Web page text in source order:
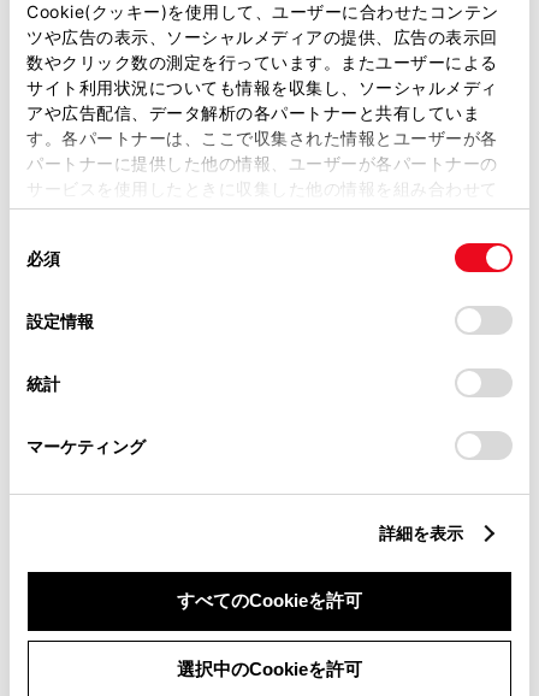
Cookie(クッキー)を使用して、ユーザーに合わせたコンテン
ツや広告の表示、ソーシャルメディアの提供、広告の表示回
数やクリック数の測定を行っています。またユーザーによる
サイト利用状況についても情報を収集し、ソーシャルメディ
アや広告配信、データ解析の各パートナーと共有していま
す。各パートナーは、ここで収集された情報とユーザーが各
パートナーに提供した他の情報、ユーザーが各パートナーの
サービスを使用したときに収集した他の情報を組み合わせて
使用することがあります。当ウェブサイトの使用を続行する
デバイスにすべてのCookie(クッキー)が保存されることに同
意したことになります。Cookie(クッキー)のオプトアウト、
設定の変更、同意を撤回したりするにあたっては、当社の
「Cookie（クッキー）情報の取り扱いについて
」をご覧くだ
必須
設定情報
統計
マーケティング
詳細を表示
すべてのCookieを許可
選択中のCookieを許可
以下のお問い合わせは、弊社お
客様相談センターに情報を集約し
ておらず十分なご案内ができか
ねるため、最寄りのトヨタ販売
ヨタ販売店は
からご確認
おクルマの故障、点検、修理等
（販売店を窓口におクルマの状
いただいておりますため、弊社
ではお客様のお名前でのご注文
状況が分かりかねます）